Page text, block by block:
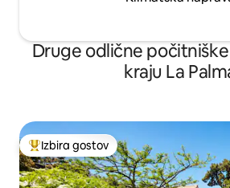
Druge odlične
kraju La
Najbolj priljubljena prenočišča z
Izbira gostov